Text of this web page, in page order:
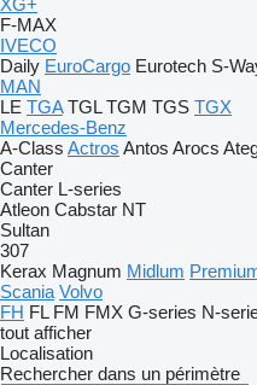
XG+
F-MAX
IVECO
Daily EuroCargo Eurotech S-
MAN
LE TGA TGL TGM TGS TGX
Mercedes-Benz
A-Class Actros Antos Arocs
Canter
Canter L-series
Atleon Cabstar NT
Sultan
307
Kerax Magnum Midlum
Scania Volvo
FH FL FM FMX G-series N-
tout afficher
Localisation
Rechercher dans un périmètre